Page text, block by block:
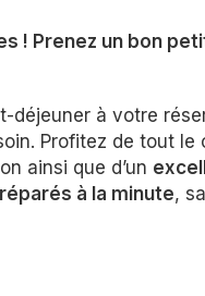
! Prenez un bon
déjeuner à votre
Profitez de tout le
ainsi que d’un
à la minute,